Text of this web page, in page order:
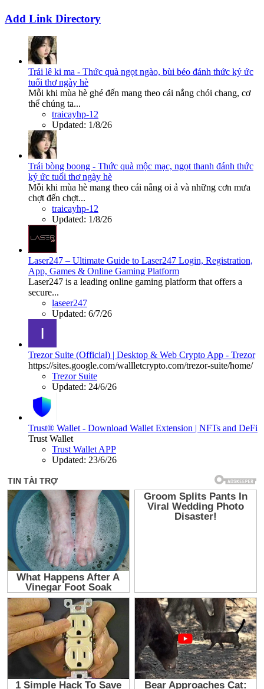
Add Link Directory
Trái lê ki ma - Thức quà ngọt ngào, bùi béo đánh thức ký ức
tuổi thơ ngày hè
Mỗi khi mùa hè ghé đến mang theo cái nắng chói chang, cơ
thể chúng ta...
traicayhp-12
Updated: 1/8/26
Trái bòng boong - Thức quà mộc mạc, ngọt thanh đánh thức
ký ức tuổi thơ ngày hè
Mỗi khi mùa hè mang theo cái nắng oi ả và những cơn mưa
chợt đến chợt...
traicayhp-12
Updated: 1/8/26
Laser247 – Ultimate Guide to Laser247 Login, Registration,
App, Games & Online Gaming Platform
Laser247 is a leading online gaming platform that offers a
secure...
laseer247
Updated: 6/7/26
Trezor Suite (Official) | Desktop & Web Crypto App - Trezor
https://sites.google.com/wallletcrypto.com/trezor-suite/home/
Trezor Suite
Updated: 24/6/26
Trust® Wallet - Download Wallet Extension | NFTs and DeFi
Trust Wallet
Trust Wallet APP
Updated: 23/6/26